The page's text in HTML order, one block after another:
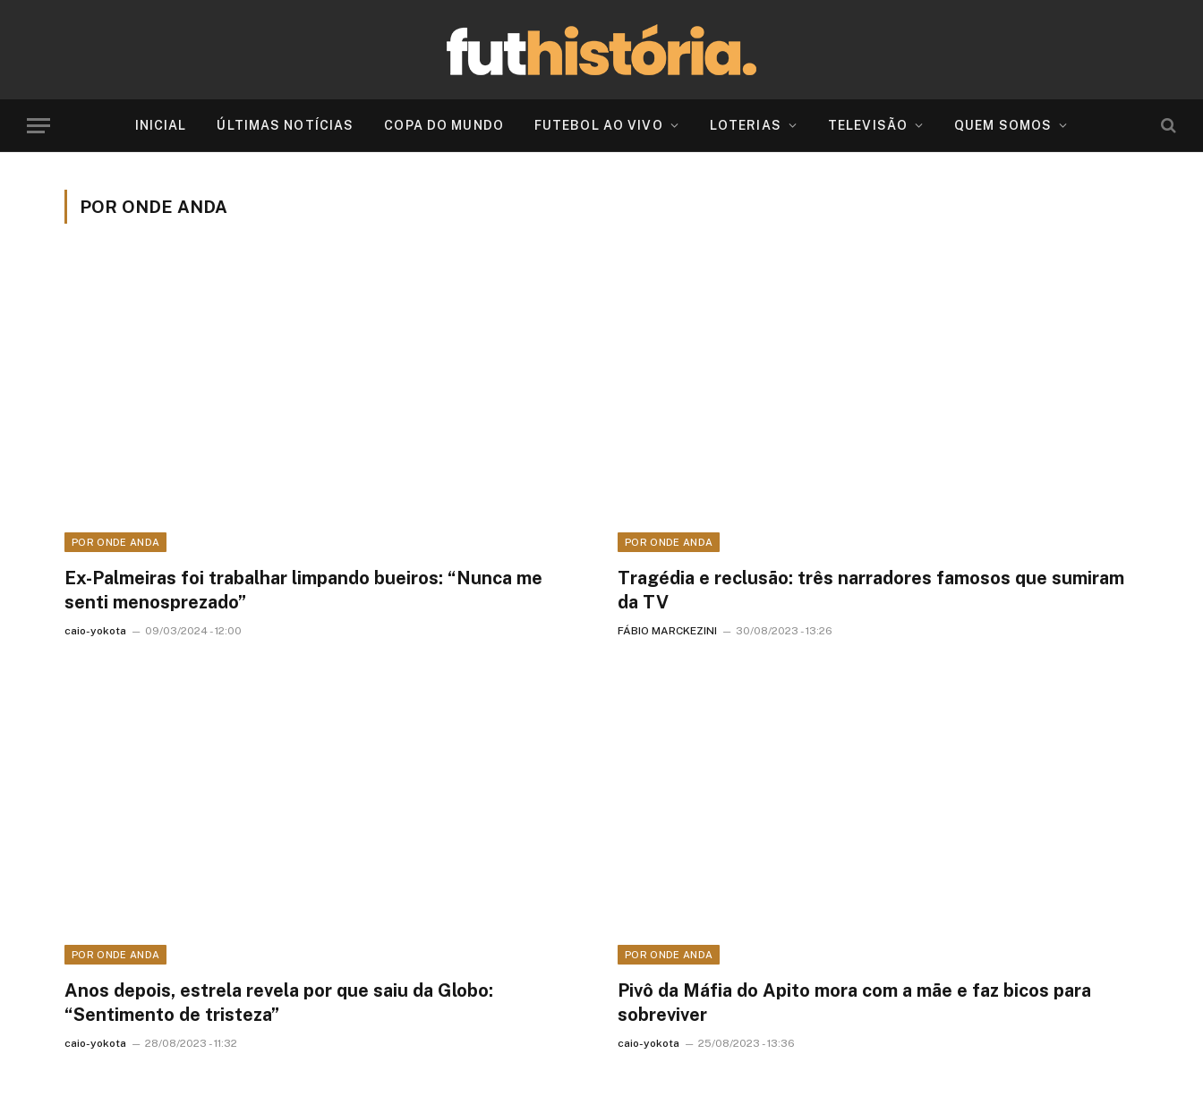
INICIAL ÚLTIMAS NOTÍCIAS COPA DO MUNDO FUTEBOL AO VIVO LOTERIAS TELEVISÃO QUEM SOMOS
POR ONDE ANDA
POR ONDE ANDA
Ex-Palmeiras foi trabalhar limpando bueiros: “Nunca me
senti menosprezado”
caio-yokota 09/03/2024 - 12:00
POR ONDE ANDA
Tragédia e reclusão: três narradores famosos que sumiram
da TV
FÁBIO MARCKEZINI 30/08/2023 - 13:26
POR ONDE ANDA
Anos depois, estrela revela por que saiu da Globo:
“Sentimento de tristeza”
caio-yokota 28/08/2023 - 11:32
POR ONDE ANDA
Pivô da Máfia do Apito mora com a mãe e faz bicos para
sobreviver
caio-yokota 25/08/2023 - 13:36